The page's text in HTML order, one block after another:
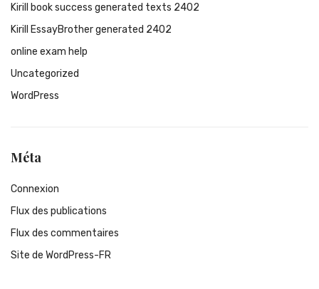
Kirill book success generated texts 2402
Kirill EssayBrother generated 2402
online exam help
Uncategorized
WordPress
Méta
Connexion
Flux des publications
Flux des commentaires
Site de WordPress-FR